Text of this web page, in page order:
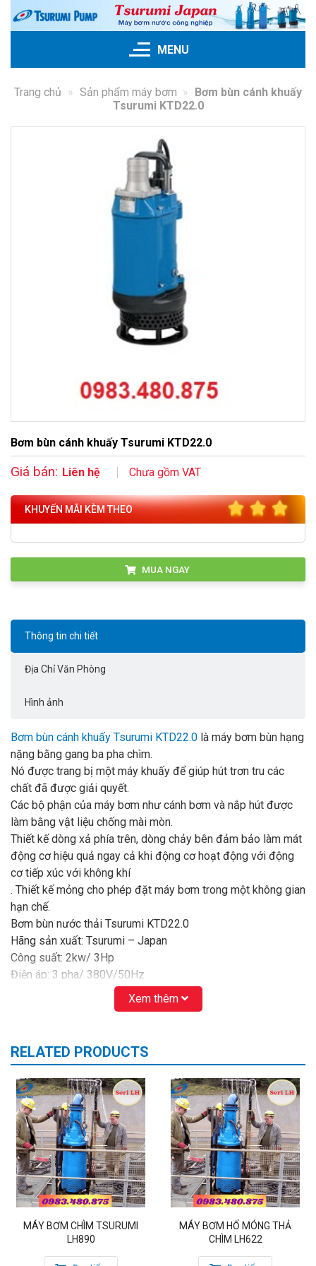
Skip
MENU
Trang chủ » Sản phẩm máy bơm » Bơm bùn cánh khuấy
Tsurumi KTD22.0
Bơm bùn cánh khuấy Tsurumi KTD22.0
Giá bán: Liên hệ Chưa gồm VAT
KHUYẾN MÃI KÈM THEO
MUA NGAY
Thông tin chi tiết
Địa Chỉ Văn Phòng
Hình ảnh
Bơm bùn cánh khuấy Tsurumi KTD22.0 là máy bơm bùn hạng
nặng bằng gang ba pha chìm.
Nó được trang bị một máy khuấy để giúp hút trơn tru các
chất đã được giải quyết.
Các bộ phận của máy bơm như cánh bơm và nắp hút được
làm bằng vật liệu chống mài mòn.
Thiết kế dòng xả phía trên, dòng chảy bên đảm bảo làm mát
động cơ hiệu quả ngay cả khi động cơ hoạt động với động
cơ tiếp xúc với không khí
. Thiết kế mỏng cho phép đặt máy bơm trong một không gian
hạn chế.
Bơm bùn nước thải Tsurumi KTD22.0
Hãng sản xuất: Tsurumi – Japan
Công suất: 2kw/ 3Hp
Điện áp: 3 pha/ 380V/50Hz
Lưu lượng tối đa: 0.5m3/ min
Kiểu cánh bơm: Semi Open (bán hở)
Nhiệt độ chất lỏng: max 40ºC
Xem thêm
RELATED PRODUCTS
MÁY BƠM CHÌM TSURUMI
LH890
MÁY BƠM HỐ MÓNG THẢ
CHÌM LH622